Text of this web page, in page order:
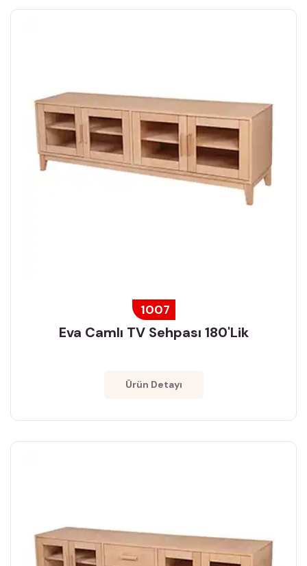
1007
Eva Camlı TV Sehpası 180'lik
Ürün Detayı